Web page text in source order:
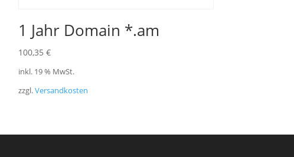
1 Jahr Domain *.am
100,35€
inkl. 19 % MwSt.
zzgl.Versandkosten